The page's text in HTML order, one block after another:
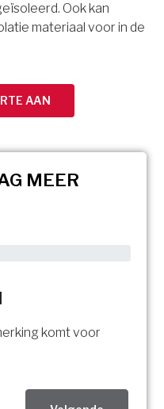
Ook kan
materiaal voor in de
AAN
MEER
komt voor